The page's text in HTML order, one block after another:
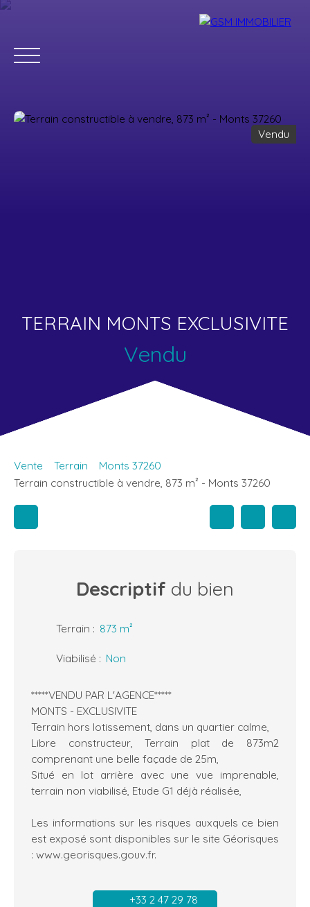
Vendu
TERRAIN MONTS EXCLUSIVITE
Vendu
Vente Terrain
Monts 37260
Terrain constructible à vendre, 873 m² - Monts 37260
Descriptif du bien
Terrain : 873 m²
Viabilisé : Non
*****VENDU PAR L'AGENCE*****
MONTS - EXCLUSIVITE
Terrain hors lotissement, dans un quartier calme,
Libre constructeur, Terrain plat de 873m2
comprenant une belle façade de 25m,
Situé en lot arrière avec une vue imprenable,
terrain non viabilisé, Etude G1 déjà réalisée,
Les informations sur les risques auxquels ce bien
est exposé sont disponibles sur le site Géorisques
: www.georisques.gouv.fr.
+33 2 47 29 78